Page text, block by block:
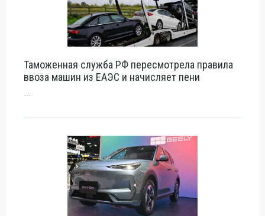
Таможенная служба РФ пересмотрела правила
ввоза машин из ЕАЭС и начисляет пени
...